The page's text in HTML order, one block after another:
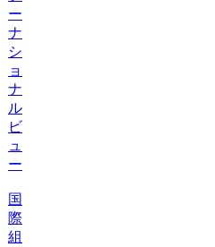
ー
ナ
シ
ョ
ナ
ル
ビ
ュ
ー
国
際
組